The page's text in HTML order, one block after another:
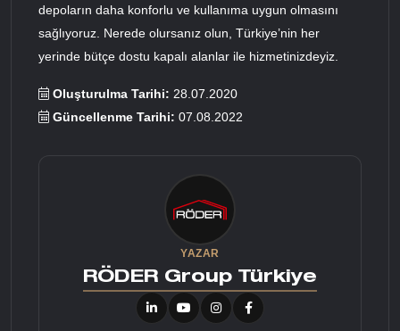
depoların daha konforlu ve kullanıma uygun olmasını
sağlıyoruz. Nerede olursanız olun, Türkiye’nin her
yerinde bütçe dostu kapalı alanlar ile hizmetinizdeyiz.
Oluşturulma Tarihi: 28.07.2020
Güncellenme Tarihi: 07.08.2022
YAZAR
RÖDER Group Türkiye